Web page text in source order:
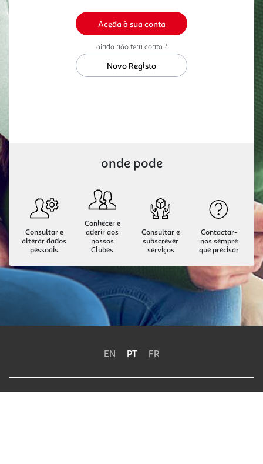
ainda não tem conta ?
Novo Registo
onde pode
Consultar e
alterar dados
pessoais
Conhecer e
aderir aos
nossos
Clubes
Consultar e
subscrever
serviços
Contactar-
nos sempre
que precisar
EN PT FR
Política de Privacidade